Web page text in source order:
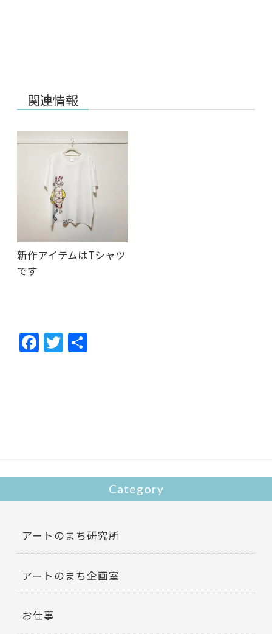
関連情報
新作アイテムはTシャツ
です
F
ac
T
w
Category
アートのまち研究所
アートのまち企画室
お仕事